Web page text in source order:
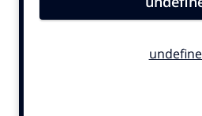
Campagnes